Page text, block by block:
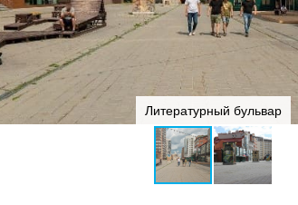
Литературный бульвар